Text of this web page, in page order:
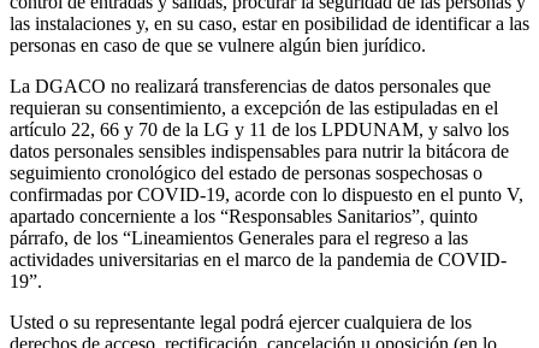
las instalaciones y, en su caso, estar en posibilidad de identificar a las
personas en caso de que se vulnere algún bien jurídico.
La DGACO no realizará transferencias de datos personales que
requieran su consentimiento, a excepción de las estipuladas en el
artículo 22, 66 y 70 de la LG y 11 de los LPDUNAM, y salvo los
datos personales sensibles indispensables para nutrir la bitácora de
seguimiento cronológico del estado de personas sospechosas o
confirmadas por COVID-19, acorde con lo dispuesto en el punto V,
apartado concerniente a los “Responsables Sanitarios”, quinto
párrafo, de los “Lineamientos Generales para el regreso a las
actividades universitarias en el marco de la pandemia de COVID-
19”.
Usted o su representante legal podrá ejercer cualquiera de los